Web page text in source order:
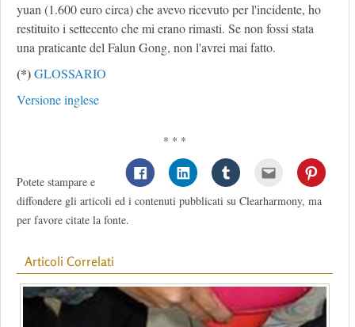
yuan (1.600 euro circa) che avevo ricevuto per l'incidente, ho
restituito i settecento che mi erano rimasti. Se non fossi stata
una praticante del Falun Gong, non l'avrei mai fatto.
(*)GLOSSARIO
Versione inglese
* * *
Potete stampare e
diffondere gli articoli ed i contenuti pubblicati su Clearharmony, ma
per favore citate la fonte.
Articoli Correlati